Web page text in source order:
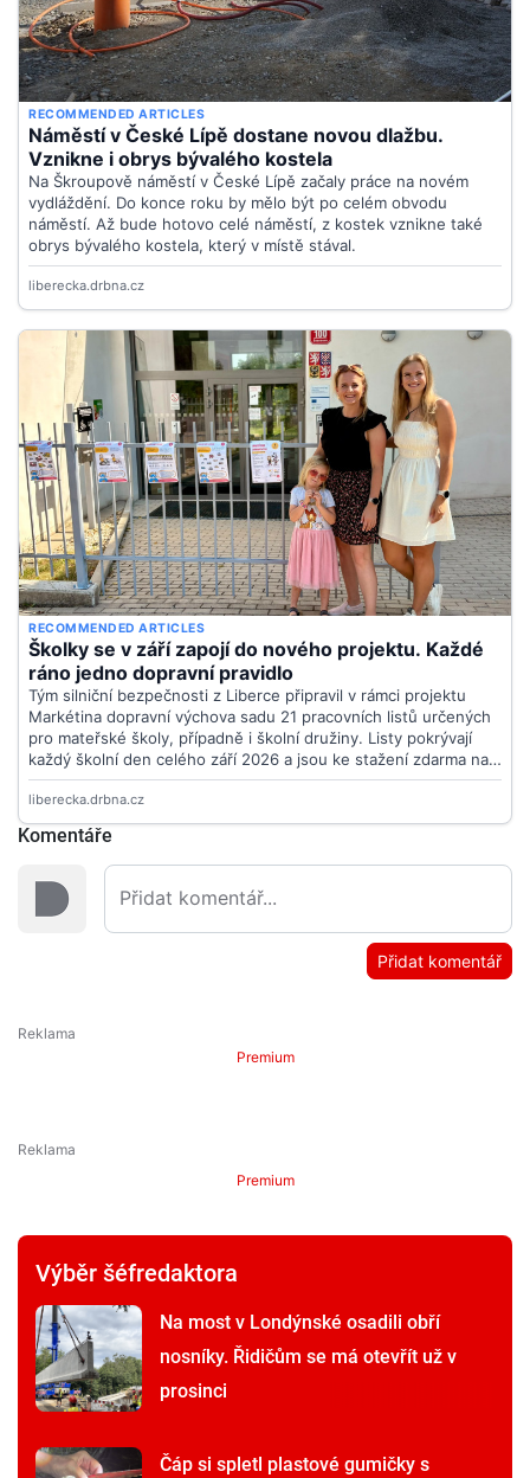
Komentáře
Přidat komentář
Premium
Premium
Výběr šéfredaktora
Na most v Londýnské osadili obří
nosníky. Řidičům se má otevřít už v
prosinci
Čáp si spletl plastové gumičky s